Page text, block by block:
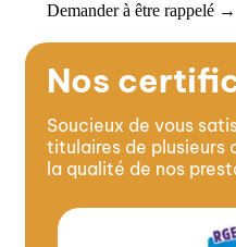
Demander à être rappelé →
Nos
Soucieux de vous
titulaires de
la qualité de nos